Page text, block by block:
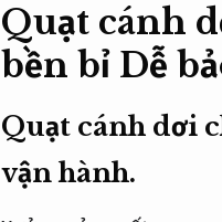
Quạt cánh
bền bỉ Dễ
Quạt cánh dơi
vận hành.